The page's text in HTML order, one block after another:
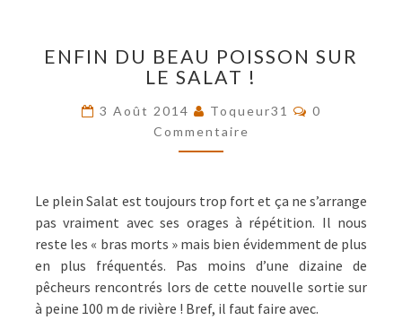
DU
BEAU
SUR
LE
SALAT
ENFIN DU BEAU POISSON SUR
LE SALAT !
3 Août 2014 Toqueur31
0
Commentaire
Le plein Salat est toujours trop fort et ça ne s’arrange
pas vraiment avec ses orages à répétition. Il nous
reste les « bras morts » mais bien évidemment de plus
en plus fréquentés. Pas moins d’une dizaine de
pêcheurs rencontrés lors de cette nouvelle sortie sur
à peine 100 m de rivière ! Bref, il faut faire avec.